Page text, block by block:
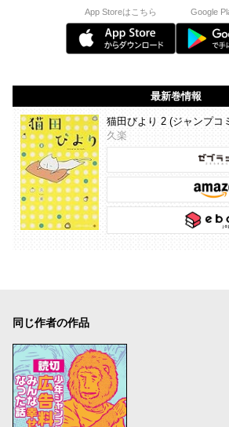
App Storeはこちら Google
最新巻情報
猫田びより 2 (ジャンプコ
久楽
同じ作者の作品